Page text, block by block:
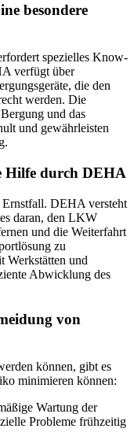
besondere
spezielles Know-
verfügt über
die den
werden. Die
und das
und gewährleisten
Hilfe durch DEHA
DEHA versteht
daran, den LKW
und die Weiterfahrt
zu
Werkstätten und
Abwicklung des
von
können, gibt es
minimieren können:
Wartung der
Probleme frühzeitig